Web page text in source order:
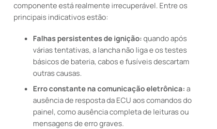
componente está realmente irrecuperável. Entre os
principais indicativos estão:
Falhas persistentes de ignição:quando após
várias tentativas, a lancha não liga e os testes
básicos de bateria, cabos e fusíveis descartam
outras causas.
Erro constante na comunicação eletrônica:a
ausência de resposta da ECU aos comandos do
painel, como ausência completa de leituras ou
mensagens de erro graves.